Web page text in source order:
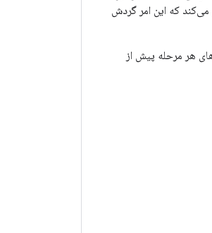
که این امر گردش
هر مرحله پیش از